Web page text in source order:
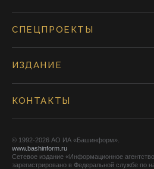
СПЕЦПРОЕКТЫ
ИЗДАНИЕ
КОНТАКТЫ
© 1992-2026 АО ИА «Башинформ».
www.bashinform.ru
Сетевое издание «Информационное
зарегистрировано в Федеральной службе по